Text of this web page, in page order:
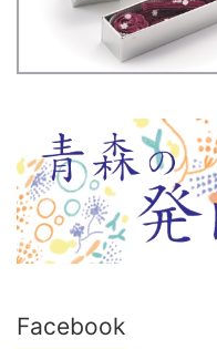
Facebook